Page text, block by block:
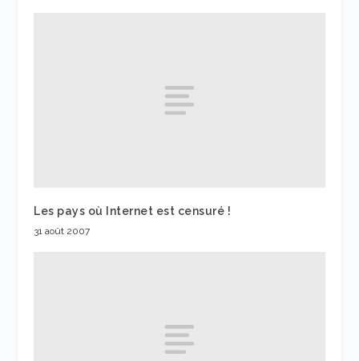
Les pays où Internet est censuré !
31 août 2007